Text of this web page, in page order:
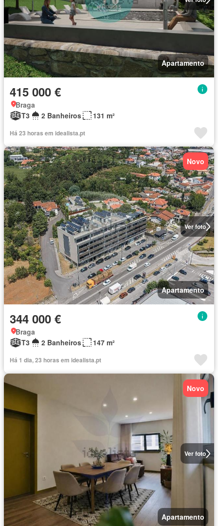
Apartamento
415 000 €
Braga
T3
2 Banheiros 131 m²
Há 23 horas em idealista.pt
Ver foto
Novo
Apartamento
344 000 €
Braga
T3
2 Banheiros 147 m²
Há 1 dia, 23 horas em idealista.pt
Ver foto
Novo
Apartamento